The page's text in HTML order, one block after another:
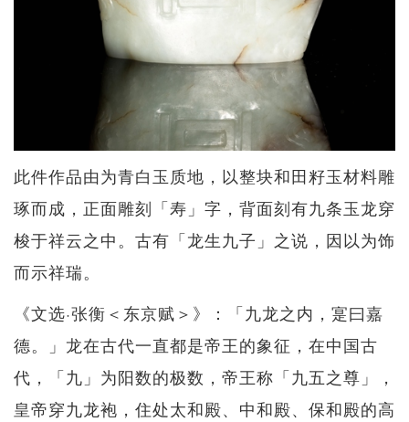
此件作品由为青白玉质地，以整块和田籽玉材料雕
琢而成，正面雕刻「寿」字，背面刻有九条玉龙穿
梭于祥云之中。古有「龙生九子」之说，因以为饰
而示祥瑞。
《文选·张衡＜东京赋＞》：「九龙之内，寔曰嘉
德。」龙在古代一直都是帝王的象征，在中国古
代，「九」为阳数的极数，帝王称「九五之尊」，
皇帝穿九龙袍，住处太和殿、中和殿、保和殿的高